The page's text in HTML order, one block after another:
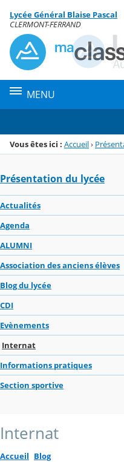
Menu de la rubrique
Contenu
Lycée Général Blaise Pascal
CLERMONT-FERRAND
MENU
Vous êtes ici : Accueil›
Présentation du lycée
Actualités
Agenda
ALUMNI
Association des anciens élèves
Blog du lycée
CDI
Evènements
Internat
Informations pratiques
Section sportive
Internat
Accueil Blog